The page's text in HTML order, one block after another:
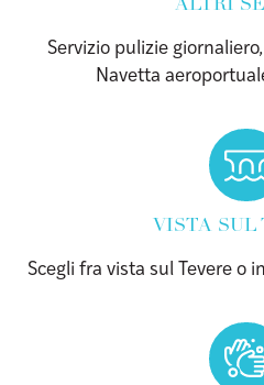
ALTRI
Servizio pulizie
Navetta
VISTA SUL
Scegli fra vista sul Tevere o